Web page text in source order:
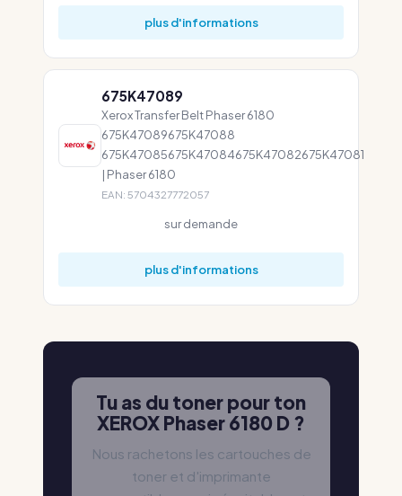
plus d'informations
675K47089
Xerox Transfer Belt Phaser 6180
675K47089675K47088
675K47085675K47084675K47082675K47081
| Phaser 6180
EAN: 5704327772057
sur demande
plus d'informations
Tu as du toner pour ton
XEROX Phaser 6180 D ?
Nous rachetons les cartouches de
toner et d'imprimante